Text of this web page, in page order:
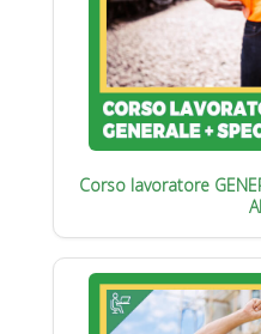
Corso lavoratore